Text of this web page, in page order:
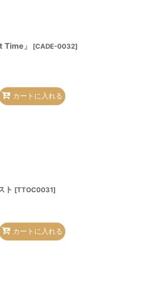
Time」 [CADE-0032]
カートに入れる
ト [TTOC0031]
カートに入れる